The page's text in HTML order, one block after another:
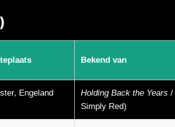
Bekend van
Engeland
Holding Back the Years /
Simply Red)